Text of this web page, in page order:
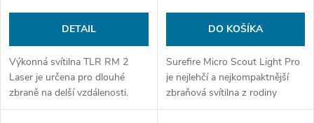
DETAIL
Výkonná svítilna TLR RM 2
Laser je určena pro dlouhé
zbraně na delší vzdálenosti.
TLR RM 2 Laser má světelný
DO KOŠÍKA
Surefire Micro Scout Light Pro
je nejlehčí a nejkompaktnější
zbraňová svítilna z rodiny
SCOUT LIGHT PRO s novou